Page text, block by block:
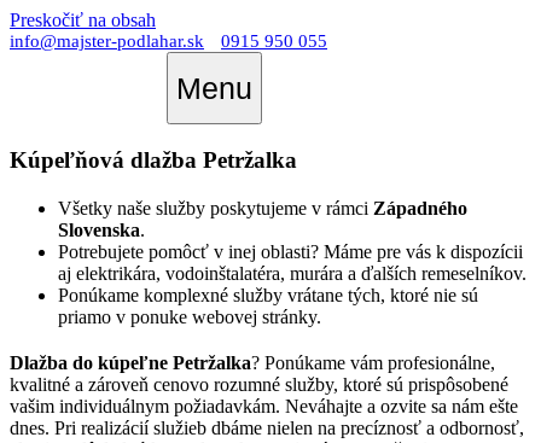
Preskočiť na obsah
info@majster-podlahar.sk 0915 950 055
Menu
Kúpeľňová dlažba Petržalka
Všetky naše služby poskytujeme v rámci Západného
Slovenska.
Potrebujete pomôcť v inej oblasti? Máme pre vás k dispozícii
aj elektrikára, vodoinštalatéra, murára a ďalších remeselníkov.
Ponúkame komplexné služby vrátane tých, ktoré nie sú
priamo v ponuke webovej stránky.
Dlažba do kúpeľne Petržalka? Ponúkame vám profesionálne,
kvalitné a zároveň cenovo rozumné služby, ktoré sú prispôsobené
vašim individuálnym požiadavkám. Neváhajte a ozvite sa nám ešte
dnes. Pri realizácií služieb dbáme nielen na precíznosť a odbornosť,